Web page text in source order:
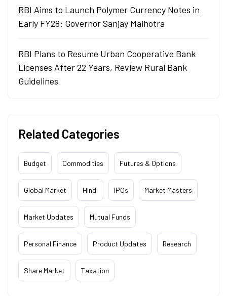
RBI Aims to Launch Polymer Currency Notes in
Early FY28: Governor Sanjay Malhotra
RBI Plans to Resume Urban Cooperative Bank
Licenses After 22 Years, Review Rural Bank
Guidelines
Related Categories
Budget Commodities Futures & Options
Global Market Hindi IPOs Market Masters
Market Updates Mutual Funds
Personal Finance Product Updates Research
Share Market Taxation